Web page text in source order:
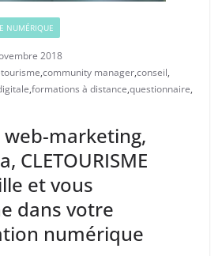
NUMÉRIQUE
2018
,community manager,conseil,
,formations à distance,questionnaire,
marketing,
CLETOURISME
et vous
dans votre
numérique